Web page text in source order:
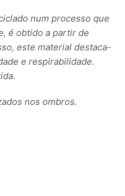
num processo que
é obtido a partir de
este material destaca-
e respirabilidade.
nos ombros.